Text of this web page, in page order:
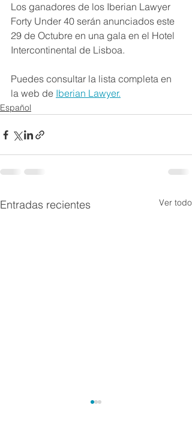
Los ganadores de los Iberian Lawyer
Forty Under 40 serán anunciados este
29 de Octubre en una gala en el Hotel
Intercontinental de Lisboa.
Puedes consultar la lista completa en
la web de Iberian Lawyer.
Español
Entradas recientes Ver todo